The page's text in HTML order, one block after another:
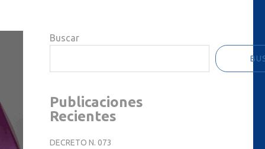
Buscar
Publicaciones
Recientes
DECRETO N. 073